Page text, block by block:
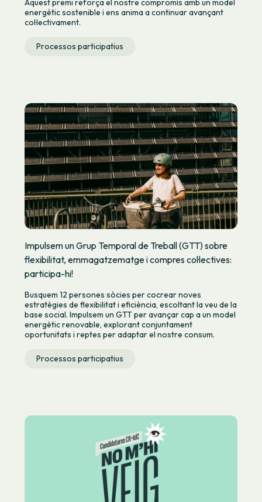
Aquest premi reforça el nostre compromís amb un model
energètic sostenible i ens anima a continuar avançant
col·lectivament.
Processos participatius
Impulsem un Grup Temporal de Treball (GTT) sobre
flexibilitat, emmagatzematge i compres col·lectives:
participa-hi!
Busquem 12 persones sòcies per cocrear noves
estratègies de flexibilitat i eficiència, escoltant la veu de la
base social. Impulsem un GTT per avançar cap a un model
energètic renovable, explorant conjuntament
oportunitats i reptes per adaptar el nostre consum.
Processos participatius